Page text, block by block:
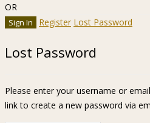
OR
Register Lost Password
Lost Password
Please enter your username or
link to create a new password via